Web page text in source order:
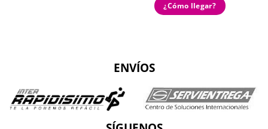
¿Cómo llegar?
ENVÍOS